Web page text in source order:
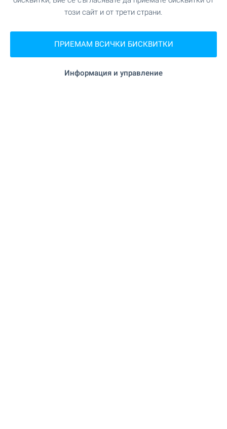
Central Park - уникален
този сайт и от трети страни.
ПРИЕМАМ ВСИЧКИ БИСКВИТКИ
Информация и управление